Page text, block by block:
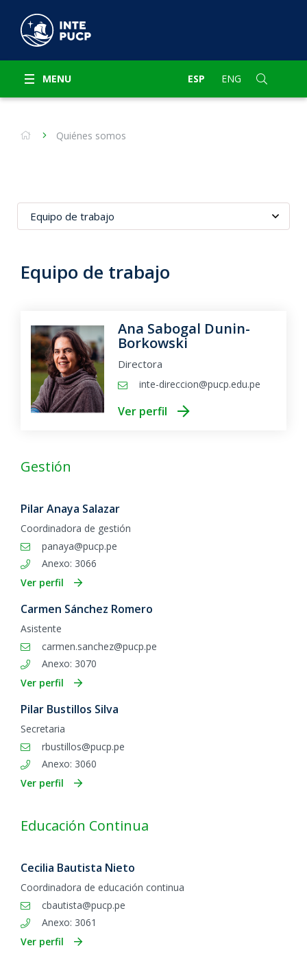
MENU ESP ENG
Quiénes somos
Equipo de trabajo
Ana Sabogal Dunin-
Borkowski
Directora
inte-direccion@pucp.edu.pe
Ver perfil
Gestión
Pilar Anaya Salazar
Coordinadora de gestión
panaya@pucp.pe
Anexo: 3066
Ver perfil
Carmen Sánchez Romero
Asistente
carmen.sanchez@pucp.pe
Anexo: 3070
Ver perfil
Pilar Bustillos Silva
Secretaria
rbustillos@pucp.pe
Anexo: 3060
Ver perfil
Educación Continua
Cecilia Bautista Nieto
Coordinadora de educación continua
cbautista@pucp.pe
Anexo: 3061
Ver perfil